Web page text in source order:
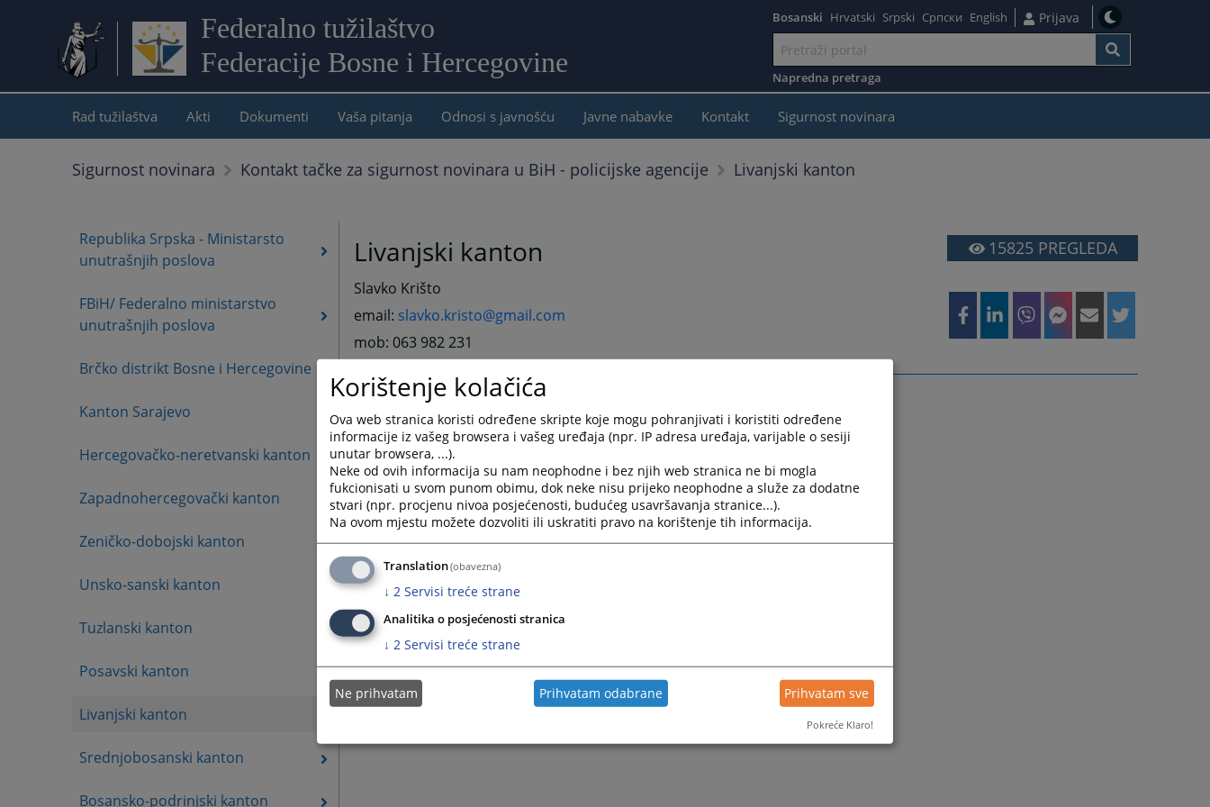
Federalno tužilaštvo
Federacije Bosne i Hercegovine
sadržaj
Bosanski Hrvatski Srpski Српски English Prijava
Napredna pretraga
Rad tužilaštva Akti Dokumenti Vaša pitanja Odnosi s javnošću Javne nabavke Kontakt Sigurnost novinara
Sigurnost novinara Kontakt tačke za sigurnost novinara u BiH - policijske agencije Livanjski kanton
Republika Srpska - Ministarsto
unutrašnjih poslova
FBiH/ Federalno ministarstvo
unutrašnjih poslova
Brčko distrikt Bosne i Hercegovine
Kanton Sarajevo
Hercegovačko-neretvanski kanton
Zapadnohercegovački kanton
Zeničko-dobojski kanton
Unsko-sanski kanton
Tuzlanski kanton
Posavski kanton
Livanjski kanton
Srednjobosanski kanton
Bosansko-podrinjski kanton
Livanjski kanton
Slavko Krišto
email: slavko.kristo@gmail.com
mob: 063 982 231
15825 PREGLEDA
Korištenje kolačića
Ova web stranica koristi određene skripte koje mogu pohranjivati i koristiti određene
informacije iz vašeg browsera i vašeg uređaja (npr. IP adresa uređaja, varijable o sesiji
unutar browsera, ...).
Neke od ovih informacija su nam neophodne i bez njih web stranica ne bi mogla
fukcionisati u svom punom obimu, dok neke nisu prijeko neophodne a služe za dodatne
stvari (npr. procjenu nivoa posjećenosti, budućeg usavršavanja stranice...).
Na ovom mjestu možete dozvoliti ili uskratiti pravo na korištenje tih informacija.
Translation(obavezna)
↓ 2 Servisi treće strane
Analitika o posjećenosti stranica
↓ 2 Servisi treće strane
Ne prihvatam Prihvatam odabrane Prihvatam sve
Pokreće Klaro!